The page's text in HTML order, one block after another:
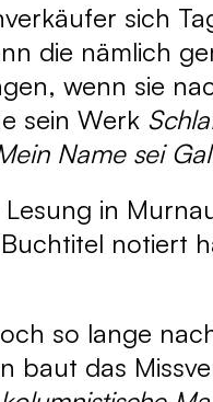
sich
die nämlich
wenn sie
sein Werk
Name sei
in
notiert
so lange
baut das